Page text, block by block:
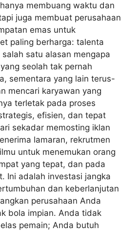
membuang waktu dan
juga membuat perusahaan
emas untuk
paling berharga: talenta
satu alasan mengapa
seolah tak pernah
sementara yang lain terus-
mencari karyawan yang
terletak pada proses
efisien, dan tepat
sekadar memosting iklan
lamaran, rekrutmen
untuk menemukan orang
yang tepat, dan pada
Ini adalah investasi jangka
dan keberlanjutan
perusahaan Anda
bola impian. Anda tidak
pemain; Anda butuh